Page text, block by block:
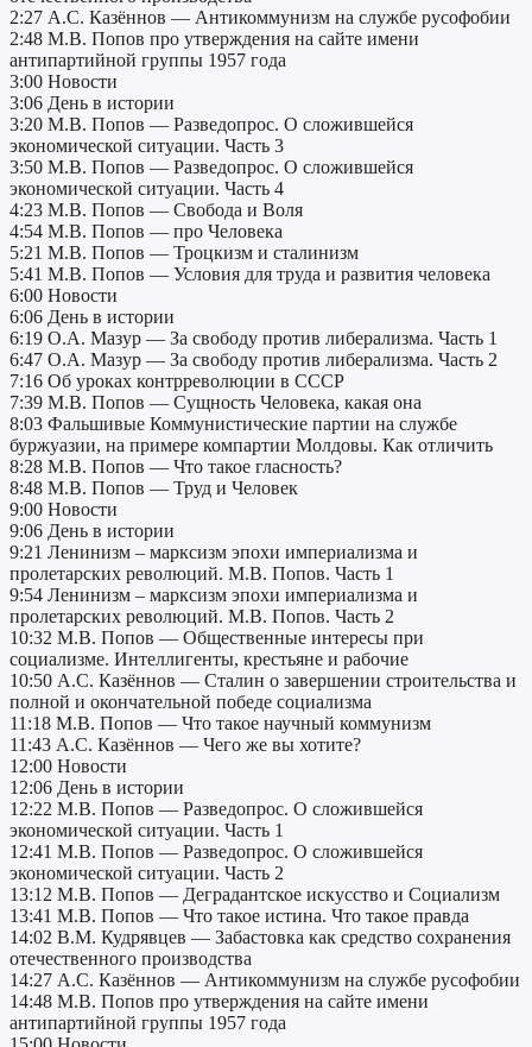
2:27 А.С. Казённов — Антикоммунизм на службе русофобии
2:48 М.В. Попов про утверждения на сайте имени
антипартийной группы 1957 года
3:00 Новости
3:06 День в истории
3:20 М.В. Попов — Разведопрос. О сложившейся
экономической ситуации. Часть 3
3:50 М.В. Попов — Разведопрос. О сложившейся
экономической ситуации. Часть 4
4:23 М.В. Попов — Свобода и Воля
4:54 М.В. Попов — про Человека
5:21 М.В. Попов — Троцкизм и сталинизм
5:41 М.В. Попов — Условия для труда и развития человека
6:00 Новости
6:06 День в истории
6:19 О.А. Мазур — За свободу против либерализма. Часть 1
6:47 О.А. Мазур — За свободу против либерализма. Часть 2
7:16 Об уроках контрреволюции в СССР
7:39 М.В. Попов — Сущность Человека, какая она
8:03 Фальшивые Коммунистические партии на службе
буржуазии, на примере компартии Молдовы. Как отличить
8:28 М.В. Попов — Что такое гласность?
8:48 М.В. Попов — Труд и Человек
9:00 Новости
9:06 День в истории
9:21 Ленинизм – марксизм эпохи империализма и
пролетарских революций. М.В. Попов. Часть 1
9:54 Ленинизм – марксизм эпохи империализма и
пролетарских революций. М.В. Попов. Часть 2
10:32 М.В. Попов — Общественные интересы при
социализме. Интеллигенты, крестьяне и рабочие
10:50 А.С. Казённов — Сталин о завершении строительства и
полной и окончательной победе социализма
11:18 М.В. Попов — Что такое научный коммунизм
11:43 А.С. Казённов — Чего же вы хотите?
12:00 Новости
12:06 День в истории
12:22 М.В. Попов — Разведопрос. О сложившейся
экономической ситуации. Часть 1
12:41 М.В. Попов — Разведопрос. О сложившейся
экономической ситуации. Часть 2
13:12 М.В. Попов — Деградантское искусство и Социализм
13:41 М.В. Попов — Что такое истина. Что такое правда
14:02 В.М. Кудрявцев — Забастовка как средство сохранения
отечественного производства
14:27 А.С. Казённов — Антикоммунизм на службе русофобии
14:48 М.В. Попов про утверждения на сайте имени
антипартийной группы 1957 года